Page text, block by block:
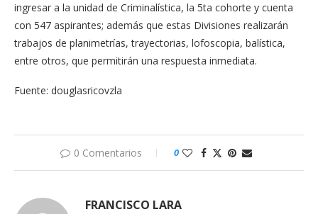
ingresar a la unidad de Criminalística, la 5ta cohorte y cuenta
con 547 aspirantes; además que estas Divisiones realizarán
trabajos de planimetrías, trayectorias, lofoscopia, balística,
entre otros, que permitirán una respuesta inmediata.
Fuente: douglasricovzla
0 Comentarios 0
FRANCISCO LARA